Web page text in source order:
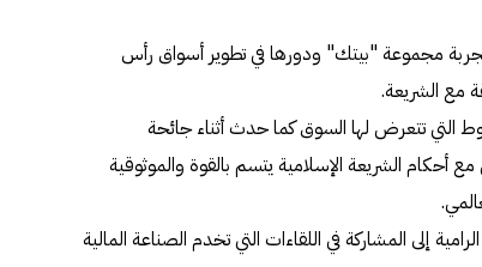
تجربة مجموعة "بيتك" ودورها في تطوير أسواق رأس
مع الشريعة.
التي تتعرض لها السوق كما حدث أثناء جائحة
مع أحكام الشريعة الإسلامية يتسم بالقوة والموثوقية
إلى المشاركة في اللقاءات التي تخدم الصناعة المالية